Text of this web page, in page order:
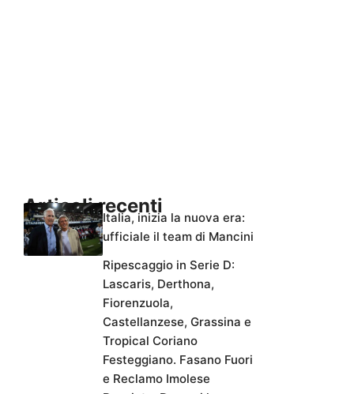
Articoli recenti
Italia, inizia la nuova era:
ufficiale il team di Mancini
Ripescaggio in Serie D:
Lascaris, Derthona,
Fiorenzuola,
Castellanzese, Grassina e
Tropical Coriano
Festeggiano. Fasano Fuori
e Reclamo Imolese